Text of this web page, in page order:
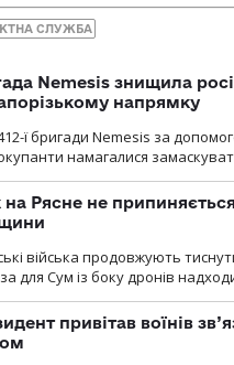
СЛУЖБА
Nemesis знищила
напрямку
ї бригади Nemesis за
намагалися
на Рясне не
війська продовжують
для Сум із боку дронів
привітав воїнів